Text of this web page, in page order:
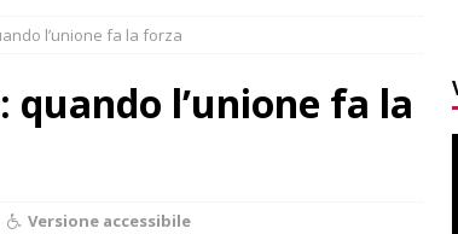
Piemonte, Gribaudo: «I cittadini pagano l’inefficienza»
D, il Bra nel Girone A: definito il cammino dei giallorossi
punta sull’automotive con le Aree di Accelerazione
l’unione fa la forza
l’unione fa la
Versione accessibile